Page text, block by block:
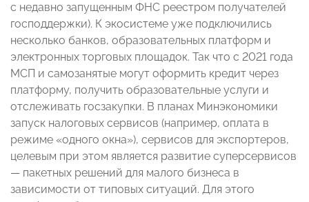
с недавно запущенным ФНС реестром получателей
господдержки). К экосистеме уже подключились
несколько банков, образовательных платформ и
электронных торговых площадок. Так что с 2021 года
МСП и самозанятые могут оформить кредит через
платформу, получить образовательные услуги и
отслеживать госзакупки. В планах Минэкономики
запуск налоговых сервисов (например, оплата в
режиме «одного окна»), сервисов для экспортеров,
целевым при этом является развитие суперсервисов
— пакетных решений для малого бизнеса в
зависимости от типовых ситуаций. Для этого